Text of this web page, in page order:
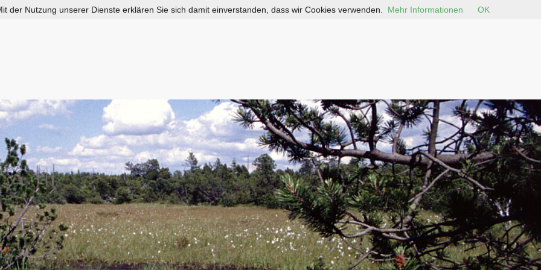
der Nutzung unserer Dienste erklären Sie sich damit einverstanden, dass wir Cookies verwenden. Mehr Informationen OK